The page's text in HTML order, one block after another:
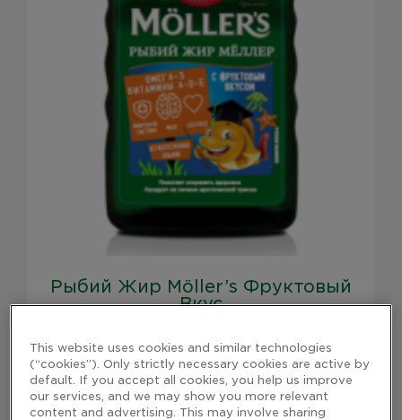
Рыбий Жир Möller’s Фруктовый
Вкус
Rated
0
out
of
5
READ MORE
This website uses cookies and similar technologies
(“cookies”). Only strictly necessary cookies are active by
default. If you accept all cookies, you help us improve
our services, and we may show you more relevant
content and advertising. This may involve sharing